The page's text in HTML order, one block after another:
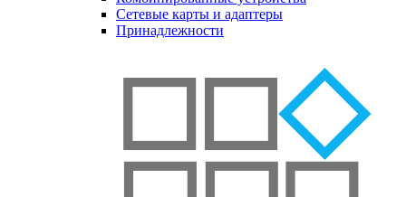
Сетевые карты и адаптеры
Принадлежности